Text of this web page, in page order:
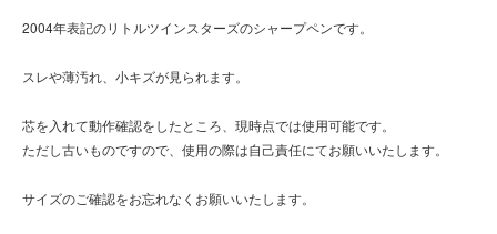
2004年表記のリトルツインスターズのシャープペンです。
スレや薄汚れ、小キズが見られます。
芯を入れて動作確認をしたところ、現時点では使用可能です。
ただし古いものですので、使用の際は自己責任にてお願いいたします。
サイズのご確認をお忘れなくお願いいたします。